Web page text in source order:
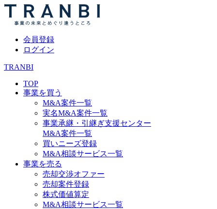
会員登録
ログイン
TRANBI
TOP
事業を買う
M&A案件一覧
実名M&A案件一覧
事業承継・引継ぎ支援センター
M&A案件一覧
買いニーズ登録
M&A相談サービス一覧
事業を売る
売却交渉オファー
売却案件登録
株式価値算定
M&A相談サービス一覧